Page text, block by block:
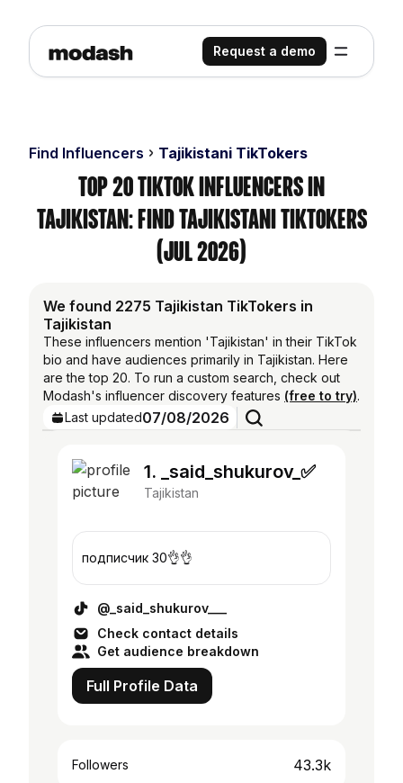
Request a demo
Find Influencers Tajikistani TikTokers
Top 20 TikTok Influencers in
Tajikistan: Find Tajikistani TikTokers
(Jul 2026)
We found 2275 Tajikistan TikTokers in
Tajikistan
These influencers mention 'Tajikistan' in their TikTok
bio and have audiences primarily in Tajikistan. Here
are the top 20. To run a custom search, check out
Modash's influencer discovery features (free to try).
Last updated07/08/2026
1. _said_shukurov_✅
Tajikistan
подписчик 30👌👌
@_said_shukurov___
Check contact details
Get audience breakdown
Full Profile Data
Followers 43.3k